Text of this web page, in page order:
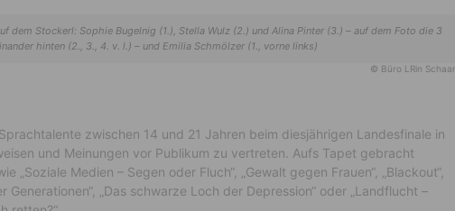
dem Stockerl: Sophie Bugelnig (1.), Stella Wulz (2.) und Alina Pinter (3.) – auf dem Foto die 3
hinten (2., 3., 4. v. l.) – und Emilia Schmölzer (1., vorne links)
© Büro LRin Schaar
zwischen 14 und 21 Jahren beim diesjährigen Landesfinale in
und Meinungen vor Publikum zu vertreten. Aufs Tapet gebracht
„Soziale Medien – Segen oder Fluch“, „Gewalt gegen Frauen“, „Blackout“,
Generationen“, „Das schwarze Loch der Depression“ oder „Landflucht –